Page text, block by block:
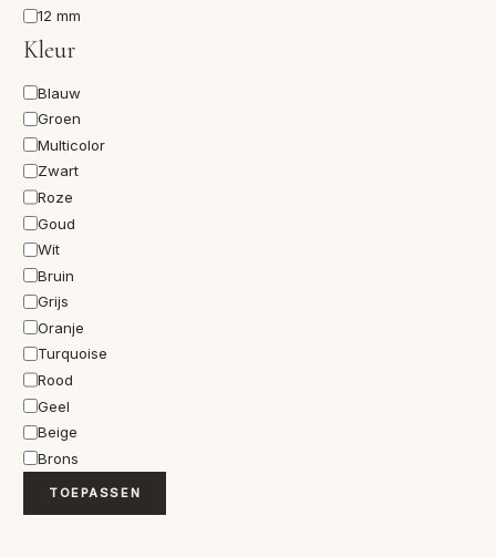
12 mm
Kleur
Kleur
Blauw
Groen
Multicolor
Zwart
Roze
Goud
Wit
Bruin
Grijs
Oranje
Turquoise
Rood
Geel
Beige
Brons
TOEPASSEN